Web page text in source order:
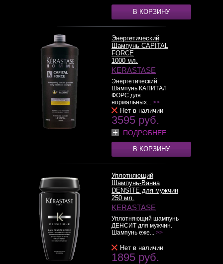
В КОРЗИНУ
Энергетический
Шампунь CAPITAL
FORCE
1000 мл.
KERASTASE
Энергетический
Шампунь КАПИТАЛ
ФОРС для
нормальных... >>
Нет в наличии
3595 руб.
ПОДРОБНЕЕ
В КОРЗИНУ
Уплотняющий
Шампунь-Ванна
DENSITE для мужчин
250 мл.
KERASTASE
Уплотняющий шампунь
ДЕНСИТ для мужчин.
Шампунь еже... >>
Нет в наличии
1895 руб.